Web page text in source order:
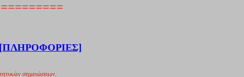
[ΠΛΗΡΟΦΟΡΙΕΣ]
σημειώσεων.